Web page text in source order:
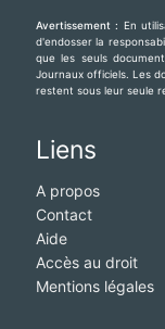
Avertissement : En
d'endosser la
que les seuls
Journaux officiels. Les
restent sous leur seule
Liens
A propos
Contact
Aide
Accès au droit
Mentions légales